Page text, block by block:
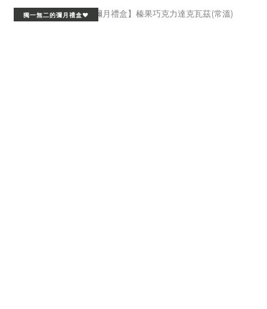
獨一無二的彌月禮盒❤️